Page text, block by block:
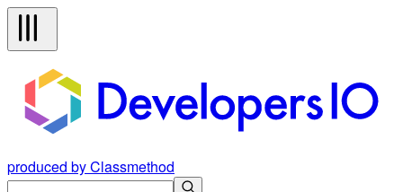
produced by Classmethod